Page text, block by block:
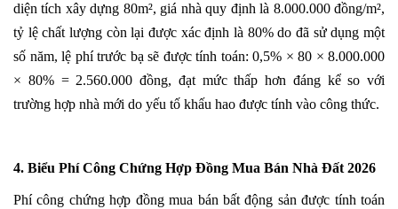
diện tích xây dựng 80m², giá nhà quy định là 8.000.000 đồng/m²,
tỷ lệ chất lượng còn lại được xác định là 80% do đã sử dụng một
số năm, lệ phí trước bạ sẽ được tính toán: 0,5% × 80 × 8.000.000
× 80% = 2.560.000 đồng, đạt mức thấp hơn đáng kể so với
trường hợp nhà mới do yếu tố khấu hao được tính vào công thức.
4. Biểu Phí Công Chứng Hợp Đồng Mua Bán Nhà Đất 2026
Phí công chứng hợp đồng mua bán bất động sản được tính toán